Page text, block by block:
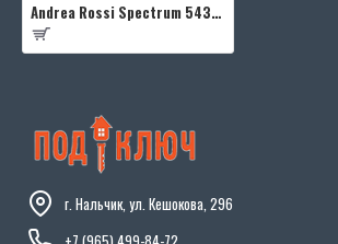
Andrea Rossi Spectrum 54333-21
г. Нальчик, ул. Кешокова, 296